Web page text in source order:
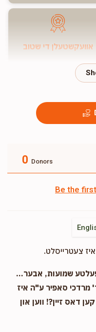
אוועקשטעלן די שטוב
0 Donors
Be the
צעטרייסלט.
שמועות, אבער...
מרדכי סאפיר ע"ה איז
דאס זיין?! ווען און